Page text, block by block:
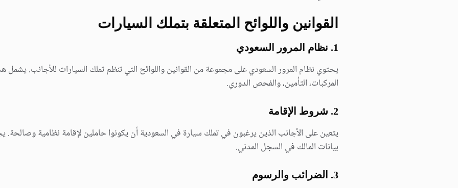
القوانين واللوائح المتعلقة بتملك السيارات
1. نظام المرور السعودي
يحتوي نظام المرور السعودي على مجموعة من القوانين واللوائح التي تنظم تملك السيارات للأجانب. يشمل
المركبات، التأمين، والفحص الدوري.
2. شروط الإقامة
يتعين على الأجانب الذين يرغبون في تملك سيارة في السعودية أن يكونوا حاملين لإقامة نظامية وصالحة.
بيانات المالك في السجل المدني.
3. الضرائب والرسوم